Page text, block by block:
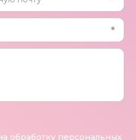
обработку персональных